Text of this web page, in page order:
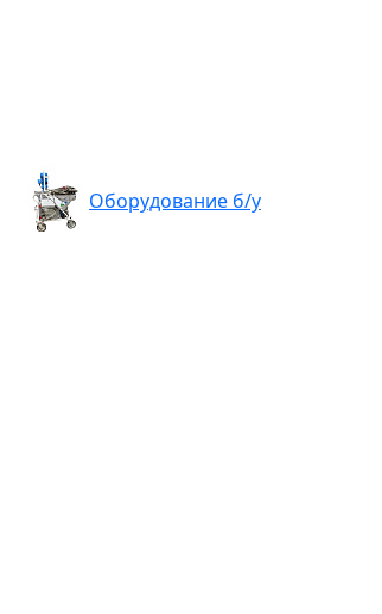
Оборудование б/у